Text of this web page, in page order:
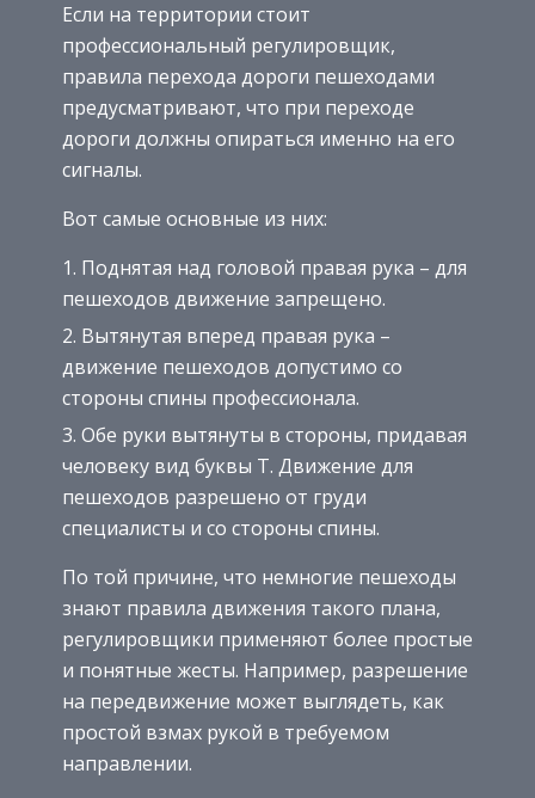
Если на территории стоит
профессиональный регулировщик,
правила перехода дороги пешеходами
предусматривают, что при переходе
дороги должны опираться именно на его
сигналы.
Вот самые основные из них:
Поднятая над головой правая рука – для
пешеходов движение запрещено.
Вытянутая вперед правая рука –
движение пешеходов допустимо со
стороны спины профессионала.
Обе руки вытянуты в стороны, придавая
человеку вид буквы Т. Движение для
пешеходов разрешено от груди
специалисты и со стороны спины.
По той причине, что немногие пешеходы
знают правила движения такого плана,
регулировщики применяют более простые
и понятные жесты. Например, разрешение
на передвижение может выглядеть, как
простой взмах рукой в требуемом
направлении.